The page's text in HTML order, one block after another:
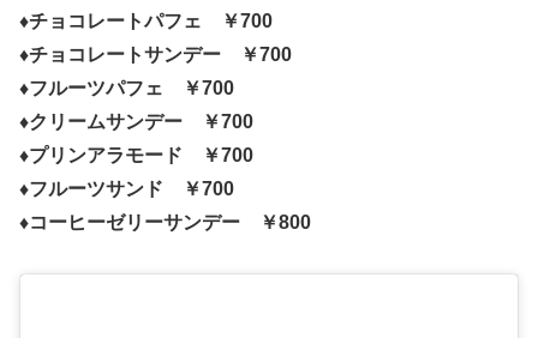
♦チョコレートパフェ ￥700
♦チョコレートサンデー ￥700
♦フルーツパフェ ￥700
♦クリームサンデー ￥700
♦プリンアラモード ￥700
♦フルーツサンド ￥700
♦コーヒーゼリーサンデー ￥800